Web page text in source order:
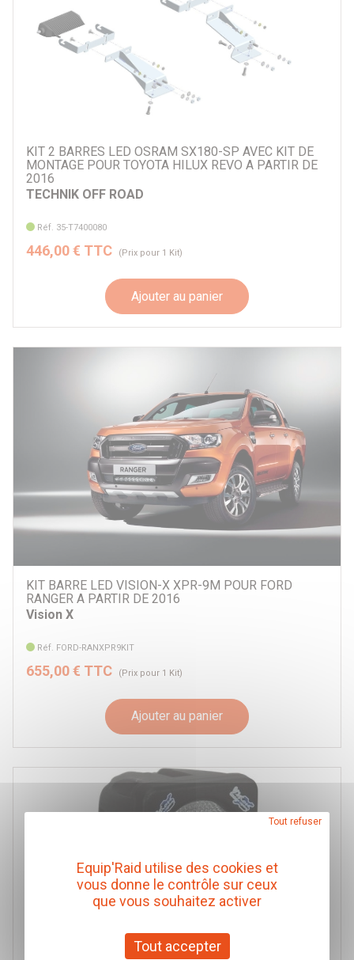
KIT 2 BARRES LED OSRAM SX180-SP AVEC KIT DE
MONTAGE POUR TOYOTA HILUX REVO A PARTIR DE
2016
TECHNIK OFF ROAD
Réf. 35-T7400080
446,00 € TTC (Prix pour 1 Kit)
Ajouter au panier
KIT BARRE LED VISION-X XPR-9M POUR FORD
RANGER A PARTIR DE 2016
Vision X
Réf. FORD-RANXPR9KIT
655,00 € TTC (Prix pour 1 Kit)
Ajouter au panier
Equip'Raid utilise des cookies et
vous donne le contrôle sur ceux
que vous souhaitez activer
Tout accepter
Tout refuser